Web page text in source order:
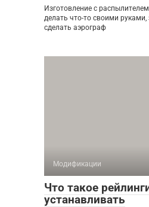
Изготовление с
делать что-то своими руками,
сделать аэрограф
Модификации
Что такое
устанавливать